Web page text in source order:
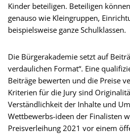
Kinder beteiligen. Beteiligen
genauso wie Kleingruppen,
beispielsweise ganze Schulklassen.
Die Bürgerakademie setzt auf
verdaulichen Format“. Eine
Beiträge bewerten und die Preise
Kriterien für die Jury sind
Verständlichkeit der Inhalte und
Wettbewerbs-ideen der Finalisten
Preisverleihung 2021 vor einem